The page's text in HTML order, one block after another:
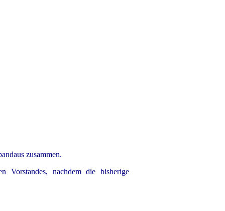
zusammen.
Vorstandes, nachdem die bisherige